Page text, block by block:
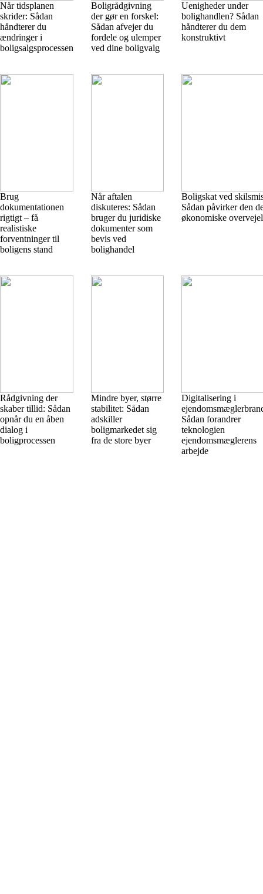
Når tidsplanen
skrider: Sådan
håndterer du
ændringer i
boligsalgsprocessen
Boligrådgivning
der gør en forskel:
Sådan afvejer du
fordele og ulemper
ved dine boligvalg
Uenigheder under
bolighandlen? Sådan
håndterer du dem
konstruktivt
Brug
dokumentationen
rigtigt – få
realistiske
forventninger til
boligens stand
Når aftalen
diskuteres: Sådan
bruger du juridiske
dokumenter som
bevis ved
bolighandel
Boligskat ved
Sådan påvirker den
økonomiske
Rådgivning der
skaber tillid: Sådan
opnår du en åben
dialog i
boligprocessen
Mindre byer, større
stabilitet: Sådan
adskiller
boligmarkedet sig
fra de store byer
Digitalisering i
Sådan forandrer
teknologien
ejendomsmæglerens
arbejde